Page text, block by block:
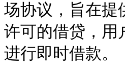
场协议，旨在提
许可的借贷，用
进行即时借款。